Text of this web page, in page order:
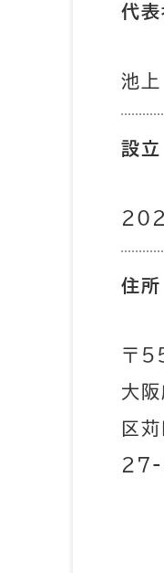
代表
池
設立
住所
〒
大
区